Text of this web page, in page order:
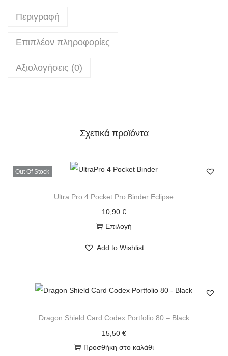
Περιγραφή
Επιπλέον πληροφορίες
Αξιολογήσεις (0)
Σχετικά προϊόντα
Out Of Stock
Ultra Pro 4 Pocket Pro Binder Eclipse
10,90 €
Επιλογή
Add to Wishlist
Dragon Shield Card Codex Portfolio 80 – Black
15,50 €
Προσθήκη στο καλάθι